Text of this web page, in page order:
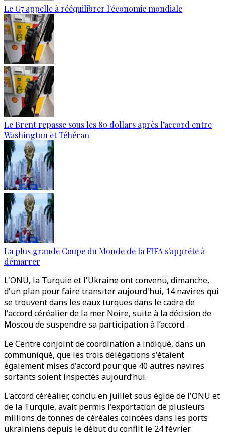
Le G7 appelle à rééquilibrer l'économie mondiale
Le Brent repasse sous les 80 dollars après l’accord entre
Washington et Téhéran
La plus grande Coupe du Monde de la FIFA s'apprête à
démarrer
L'ONU, la Turquie et l'Ukraine ont convenu, dimanche,
d'un plan pour faire transiter aujourd'hui, 14 navires qui
se trouvent dans les eaux turques dans le cadre de
l'accord céréalier de la mer Noire, suite à la décision de
Moscou de suspendre sa participation à l’accord.
Le Centre conjoint de coordination a indiqué, dans un
communiqué, que les trois délégations s'étaient
également mises d'accord pour que 40 autres navires
sortants soient inspectés aujourd’hui.
L'accord céréalier, conclu en juillet sous égide de l'ONU et
de la Turquie, avait permis l'exportation de plusieurs
millions de tonnes de céréales coincées dans les ports
ukrainiens depuis le début du conflit le 24 février.